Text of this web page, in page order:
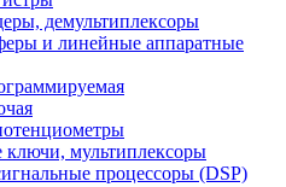
демультиплексоры
и линейные аппаратные
ключи, мультиплексоры
процессоры (DSP)